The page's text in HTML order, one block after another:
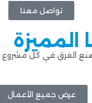
تواصل معنا
المميزة
الفرق في كل مشروع
عرض جميع الأعمال